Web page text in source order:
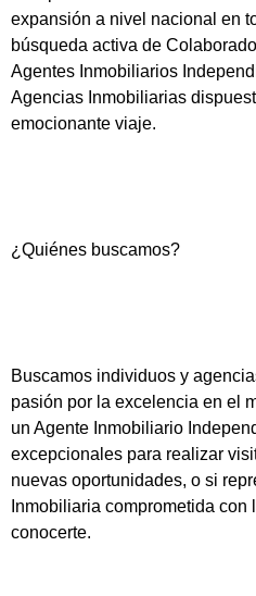
expansión a nivel nacional en
búsqueda activa de
Agentes Inmobiliarios
Agencias Inmobiliarias
emocionante viaje.
¿Quiénes buscamos?
Buscamos individuos y
pasión por la excelencia en el
un Agente Inmobiliario
excepcionales para realizar
nuevas oportunidades, o si
Inmobiliaria comprometida
conocerte.